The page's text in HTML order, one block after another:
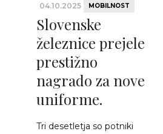
04.10.2025 MOBILNOST
Slovenske
železnice prejele
prestižno
nagrado za nove
uniforme.
Tri desetletja so potniki